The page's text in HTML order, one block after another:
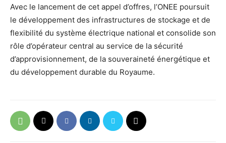
Avec le lancement de cet appel d’offres, l’ONEE poursuit
le développement des infrastructures de stockage et de
flexibilité du système électrique national et consolide son
rôle d’opérateur central au service de la sécurité
d’approvisionnement, de la souveraineté énergétique et
du développement durable du Royaume.